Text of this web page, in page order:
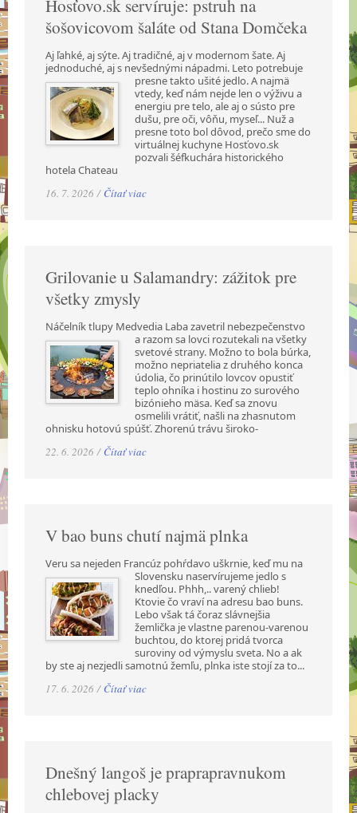
Hosťovo.sk servíruje: pstruh na
šošovicovom šaláte od Stana Domčeka
Aj ľahké, aj sýte. Aj tradičné, aj v modernom šate. Aj
jednoduché, aj s nevšednými nápadmi. Leto potrebuje
presne takto ušité jedlo. A najmä
vtedy, keď nám nejde len o výživu a
energiu pre telo, ale aj o sústo pre
dušu, pre oči, vôňu, myseľ... Nuž a
presne toto bol dôvod, prečo sme do
virtuálnej kuchyne Hosťovo.sk
pozvali šéfkuchára historického
hotela Chateau
16. 7. 2026 / Čítať viac
Grilovanie u Salamandry: zážitok pre
všetky zmysly
Náčelník tlupy Medvedia Laba zavetril nebezpečenstvo
a razom sa lovci rozutekali na všetky
svetové strany. Možno to bola búrka,
možno nepriatelia z druhého konca
údolia, čo prinútilo lovcov opustiť
teplo ohníka i hostinu zo surového
bizónieho mäsa. Keď sa znovu
osmelili vrátiť, našli na zhasnutom
ohnisku hotovú spúšť. Zhorenú trávu široko-
22. 6. 2026 / Čítať viac
V bao buns chutí najmä plnka
Veru sa nejeden Francúz pohŕdavo uškrnie, keď mu na
Slovensku naservírujeme jedlo s
knedľou. Phhh,.. varený chlieb!
Ktovie čo vraví na adresu bao buns.
Lebo však tá čoraz slávnejšia
žemlička je vlastne parenou-varenou
buchtou, do ktorej pridá tvorca
suroviny od výmyslu sveta. No a ak
by ste aj nezjedli samotnú žemľu, plnka iste stojí za to...
17. 6. 2026 / Čítať viac
Dnešný langoš je praprapravnukom
chlebovej placky